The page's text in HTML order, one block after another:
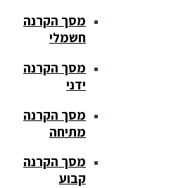
מסך הקרנה
חשמלי
מסך הקרנה
ידני
מסך הקרנה
מתיחה
מסך הקרנה
קבוע